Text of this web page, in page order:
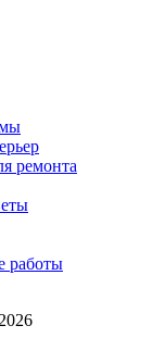
ремонта
работы